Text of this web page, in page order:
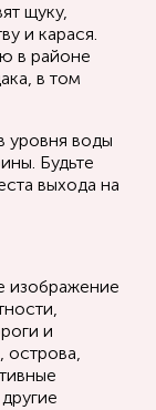
щуку,
и карася.
в районе
в том
уровня воды
Будьте
выхода на
изображение
и
острова,